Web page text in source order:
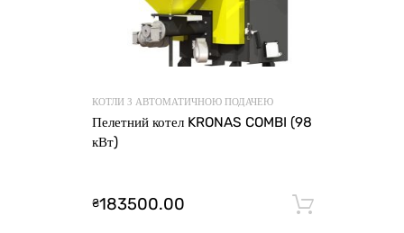
КОТЛИ З АВТОМАТИЧНОЮ ПОДАЧЕЮ
Пелетний котел KRONAS COMBI (98
кВт)
₴183500.00